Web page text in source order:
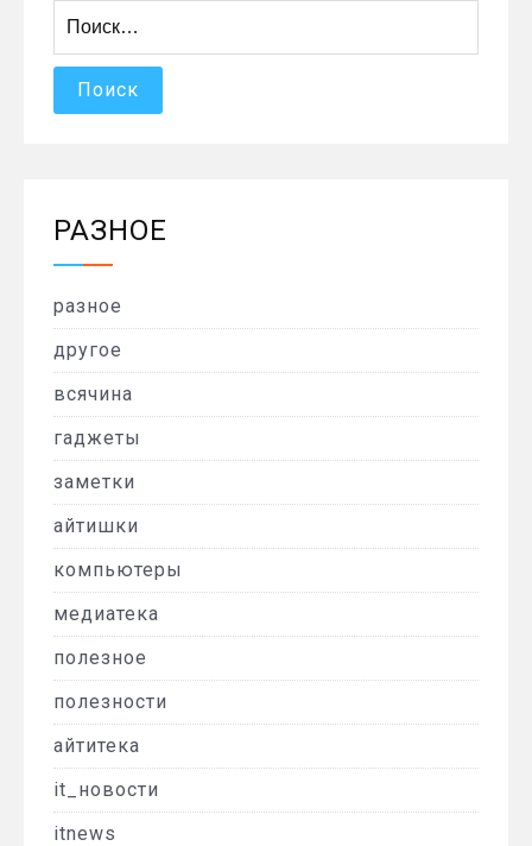
РАЗНОЕ
разное
другое
всячина
гаджеты
заметки
айтишки
компьютеры
медиатека
полезное
полезности
айтитека
it_новости
itnews